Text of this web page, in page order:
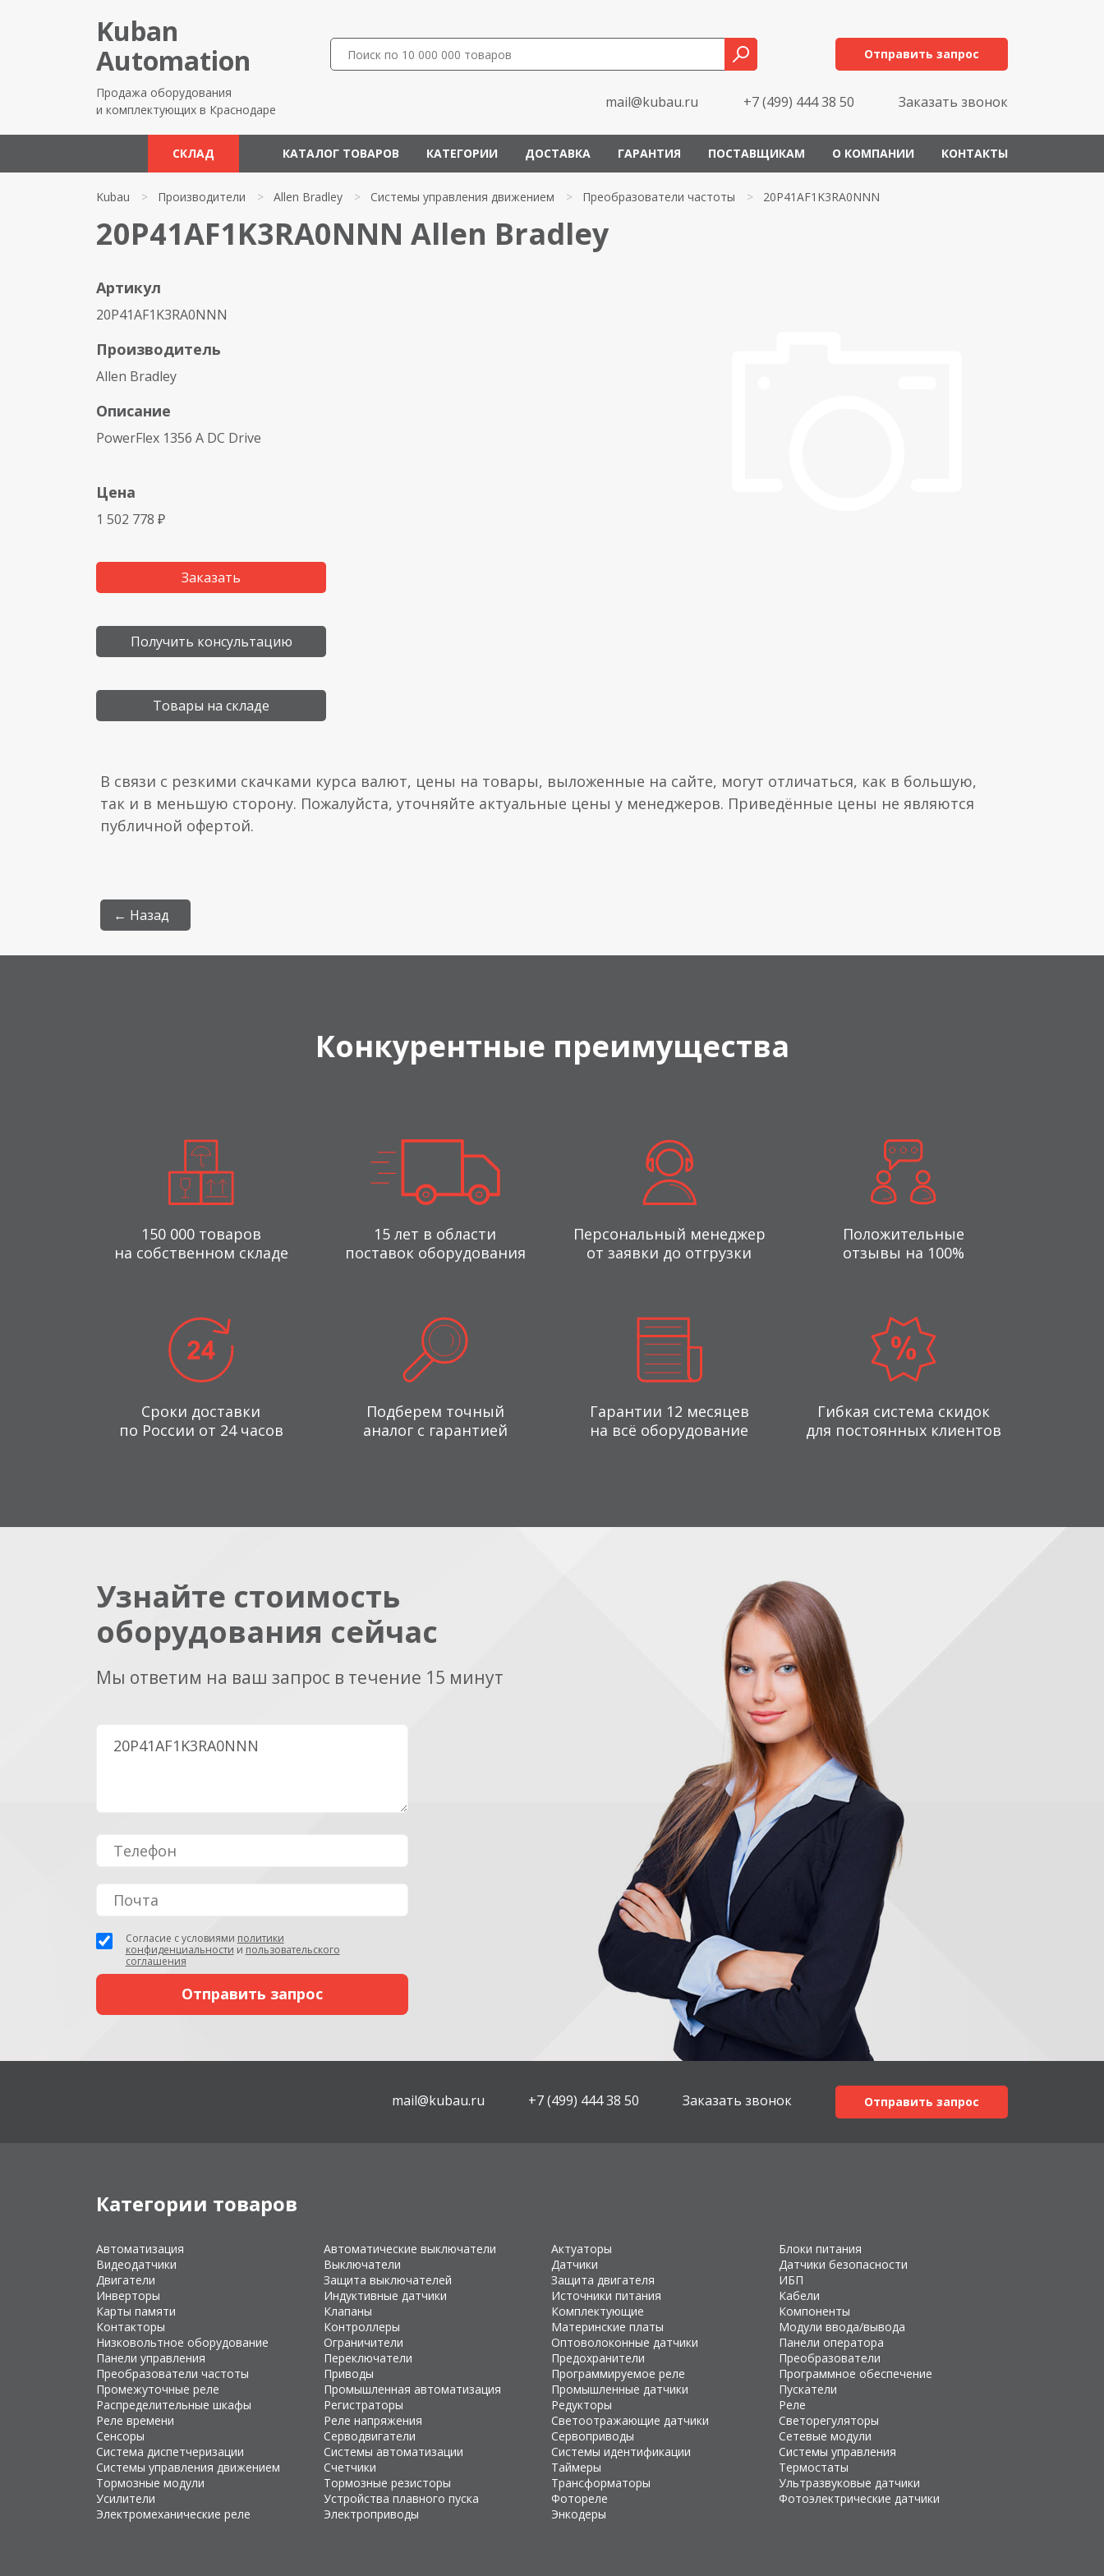
Kuban
Automation
Продажа оборудования
и комплектующих в Краснодаре
Отправить запрос
mail@kubau.ru +7 (499) 444 38 50 Заказать звонок
СКЛАД КАТАЛОГ ТОВАРОВ КАТЕГОРИИ ДОСТАВКА ГАРАНТИЯ ПОСТАВЩИКАМ О КОМПАНИИ КОНТАКТЫ
Kubau > Производители > Allen Bradley > Системы управления движением > Преобразователи частоты > 20P41AF1K3RA0NNN
20P41AF1K3RA0NNN Allen Bradley
Артикул
20P41AF1K3RA0NNN
Производитель
Allen Bradley
Описание
PowerFlex 1356 A DC Drive
Цена
1 502 778 ₽
Заказать
Получить консультацию
Товары на складе
В связи с резкими скачками курса валют, цены на товары, выложенные на сайте, могут отличаться, как в большую,
так и в меньшую сторону. Пожалуйста, уточняйте актуальные цены у менеджеров. Приведённые цены не являются
публичной офертой.
← Назад
Конкурентные преимущества
150 000 товаров
на собственном складе
15 лет в области
поставок оборудования
Персональный менеджер
от заявки до отгрузки
Положительные
отзывы на 100%
Сроки доставки
по России от 24 часов
Подберем точный
аналог с гарантией
Гарантии 12 месяцев
на всё оборудование
Гибкая система скидок
для постоянных клиентов
Узнайте стоимость
оборудования сейчас
Мы ответим на ваш запрос в течение 15 минут
Согласие с условиями политики
конфиденциальности и пользовательского
соглашения
mail@kubau.ru +7 (499) 444 38 50 Заказать звонок Отправить запрос
Категории товаров
Автоматизация Автоматические выключатели Актуаторы
Блоки питания
Видеодатчики
Выключатели Датчики
Датчики безопасности
Двигатели
Защита выключателей Защита двигателя
ИБП
Инверторы
Индуктивные датчики Источники питания
Кабели
Карты памяти
Клапаны Комплектующие
Компоненты
Контакторы
Контроллеры Материнские платы
Модули ввода/вывода
Низковольтное оборудование
Ограничители Оптоволоконные датчики
Панели оператора
Панели управления
Переключатели Предохранители
Преобразователи
Преобразователи частоты
Приводы Программируемое реле
Программное обеспечение
Промежуточные реле
Промышленная автоматизация Промышленные датчики
Пускатели
Распределительные шкафы
Регистраторы Редукторы
Реле
Реле времени
Реле напряжения Светоотражающие датчики
Светорегуляторы
Сенсоры
Серводвигатели Сервоприводы
Сетевые модули
Система диспетчеризации
Системы автоматизации Системы идентификации
Системы управления
Системы управления движением
Счетчики Таймеры
Термостаты
Тормозные модули
Тормозные резисторы Трансформаторы
Ультразвуковые датчики
Усилители
Устройства плавного пуска Фотореле
Фотоэлектрические датчики
Электромеханические реле
Электроприводы Энкодеры